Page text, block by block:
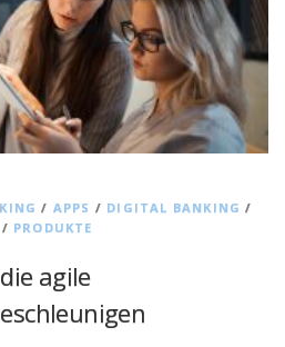
/ APPS / DIGITAL BANKING /
/ PRODUKTE
agile